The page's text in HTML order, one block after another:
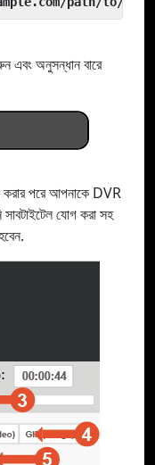
এবং অনুসন্ধান বারে
করার পরে আপনাকে DVR
সাবটাইটেল যোগ করা সহ